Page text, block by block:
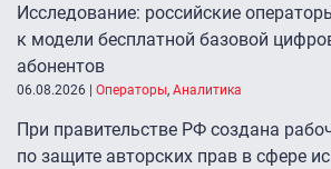
Исследование: российские
к модели бесплатной базовой
абонентов
06.08.2026 Операторы, Аналитика
При правительстве РФ создана
по защите авторских прав в сфере